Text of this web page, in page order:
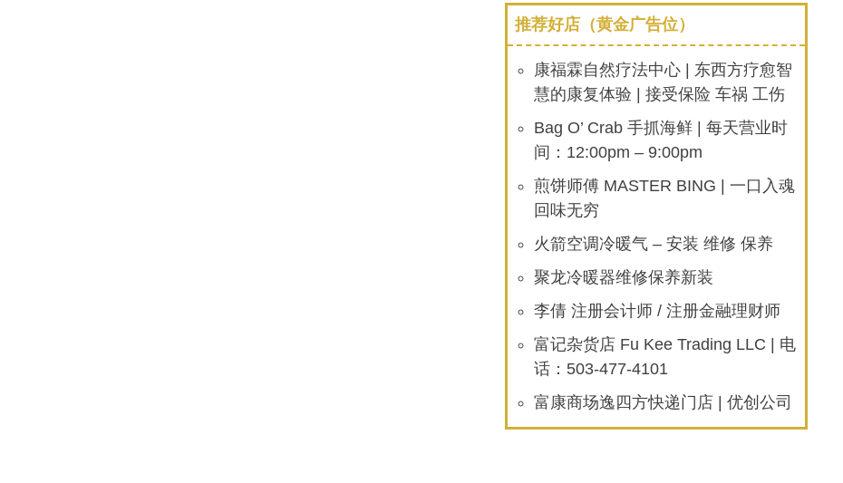
推荐好店（黄金广告位）
康福霖自然疗法中心 | 东西方疗愈智
慧的康复体验 | 接受保险 车祸 工伤
Bag O’ Crab 手抓海鲜 | 每天营业时
间：12:00pm – 9:00pm
煎饼师傅 MASTER BING | 一口入魂
回味无穷
火箭空调冷暖气 – 安装 维修 保养
聚龙冷暖器维修保养新装
李倩 注册会计师 / 注册金融理财师
富记杂货店 Fu Kee Trading LLC | 电
话：503-477-4101
富康商场逸四方快递门店 | 优创公司